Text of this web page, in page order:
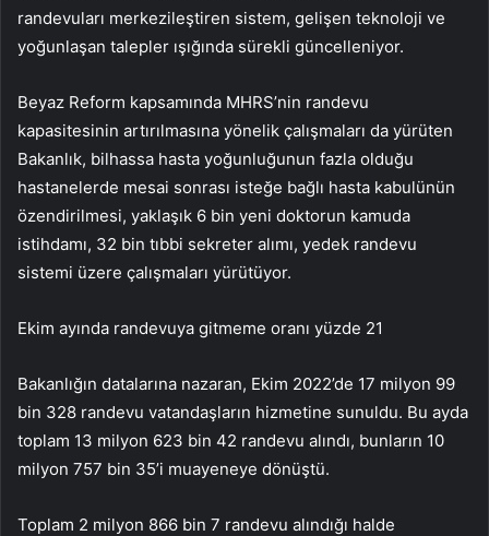
randevuları merkezileştiren sistem, gelişen teknoloji ve
yoğunlaşan talepler ışığında sürekli güncelleniyor.
Beyaz Reform kapsamında MHRS’nin randevu
kapasitesinin artırılmasına yönelik çalışmaları da yürüten
Bakanlık, bilhassa hasta yoğunluğunun fazla olduğu
hastanelerde mesai sonrası isteğe bağlı hasta kabulünün
özendirilmesi, yaklaşık 6 bin yeni doktorun kamuda
istihdamı, 32 bin tıbbi sekreter alımı, yedek randevu
sistemi üzere çalışmaları yürütüyor.
Ekim ayında randevuya gitmeme oranı yüzde 21
Bakanlığın datalarına nazaran, Ekim 2022’de 17 milyon 99
bin 328 randevu vatandaşların hizmetine sunuldu. Bu ayda
toplam 13 milyon 623 bin 42 randevu alındı, bunların 10
milyon 757 bin 35’i muayeneye dönüştü.
Toplam 2 milyon 866 bin 7 randevu alındığı halde